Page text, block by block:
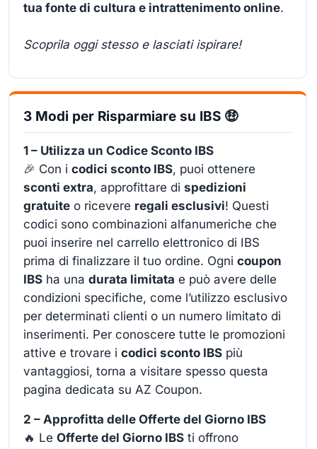
tua fonte di cultura e intrattenimento online.
Scoprila oggi stesso e lasciati ispirare!
3 Modi per Risparmiare su IBS 🤑
1 – Utilizza un Codice Sconto IBS
🎉 Con i codici sconto IBS, puoi ottenere
sconti extra, approfittare di spedizioni
gratuite o ricevere regali esclusivi! Questi
codici sono combinazioni alfanumeriche che
puoi inserire nel carrello elettronico di IBS
prima di finalizzare il tuo ordine. Ogni coupon
IBS ha una durata limitata e può avere delle
condizioni specifiche, come l’utilizzo esclusivo
per determinati clienti o un numero limitato di
inserimenti. Per conoscere tutte le promozioni
attive e trovare i codici sconto IBS più
vantaggiosi, torna a visitare spesso questa
pagina dedicata su AZ Coupon.
2 – Approfitta delle Offerte del Giorno IBS
🔥 Le Offerte del Giorno IBS ti offrono